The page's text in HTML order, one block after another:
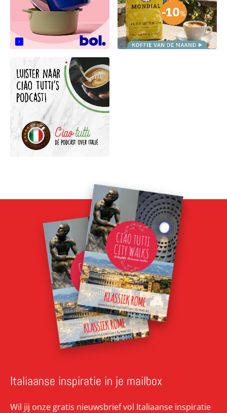
Italiaanse inspiratie in je mailbox
Wil jij onze gratis nieuwsbrief vol Italiaanse inspiratie